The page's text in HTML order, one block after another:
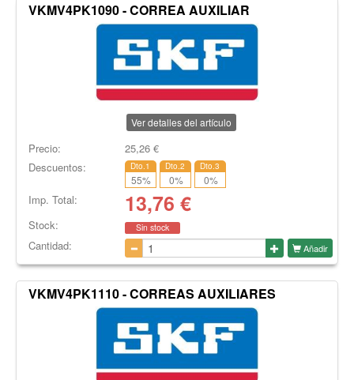
VKMV4PK1090 - CORREA AUXILIAR
Ver detalles del artículo
Precio: 25,26€
Descuentos:
Dto.1
55%
Dto.2
0%
Dto.3
0%
Imp. Total: 13,76 €
Stock: Sin stock
Cantidad: Añadir
VKMV4PK1110 - CORREAS AUXILIARES